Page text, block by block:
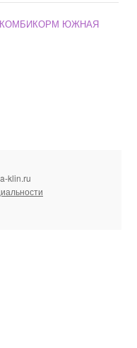
КОМБИКОРМ ЮЖНАЯ
klin.ru